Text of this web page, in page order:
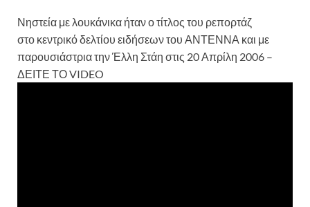
Νηστεία με λουκάνικα ήταν ο τίτλος του ρεπορτάζ
στο κεντρικό δελτίου ειδήσεων του ΑΝΤΕΝΝΑ και με
παρουσιάστρια την Έλλη Στάη στις 20 Απρίλη 2006 –
ΔΕΙΤΕ ΤΟ VIDEO